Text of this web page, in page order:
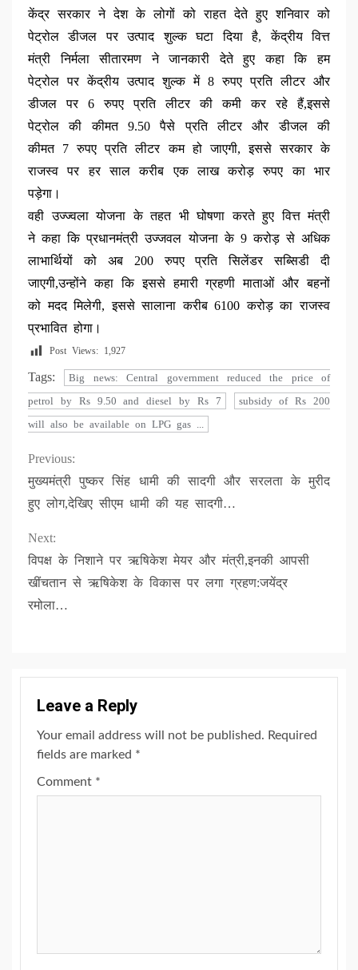
केंद्र सरकार ने देश के लोगों को राहत देते हुए शनिवार को
पेट्रोल डीजल पर उत्पाद शुल्क घटा दिया है, केंद्रीय वित्त
मंत्री निर्मला सीतारमण ने जानकारी देते हुए कहा कि हम
पेट्रोल पर केंद्रीय उत्पाद शुल्क में 8 रुपए प्रति लीटर और
डीजल पर 6 रुपए प्रति लीटर की कमी कर रहे हैं,इससे
पेट्रोल की कीमत 9.50 पैसे प्रति लीटर और डीजल की
कीमत 7 रुपए प्रति लीटर कम हो जाएगी, इससे सरकार के
राजस्व पर हर साल करीब एक लाख करोड़ रुपए का भार
पड़ेगा।
वही उज्ज्वला योजना के तहत भी घोषणा करते हुए वित्त मंत्री
ने कहा कि प्रधानमंत्री उज्जवल योजना के 9 करोड़ से अधिक
लाभार्थियों को अब 200 रुपए प्रति सिलेंडर सब्सिडी दी
जाएगी,उन्होंने कहा कि इससे हमारी ग्रहणी माताओं और बहनों
को मदद मिलेगी, इससे सालाना करीब 6100 करोड़ का राजस्व
प्रभावित होगा।
Post Views: 1,927
Tags:
Big news: Central government reduced the price of
petrol by Rs 9.50 and diesel by Rs 7
subsidy of Rs 200
will also be available on LPG gas ...
Continue
Reading
Previous:
मुख्यमंत्री पुष्कर सिंह धामी की सादगी और सरलता के मुरीद
हुए लोग,देखिए सीएम धामी की यह सादगी…
Next:
विपक्ष के निशाने पर ऋषिकेश मेयर और मंत्री,इनकी आपसी
खींचतान से ऋषिकेश के विकास पर लगा ग्रहण:जयेंद्र
रमोला…
Leave a Reply
Your email address will not be published. Required
fields are marked *
Comment *